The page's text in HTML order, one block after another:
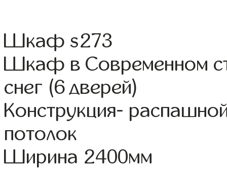
Шкаф s273
Шкаф в Современном
снег (6 дверей)
Конструкция-
потолок
Ширина 2400мм